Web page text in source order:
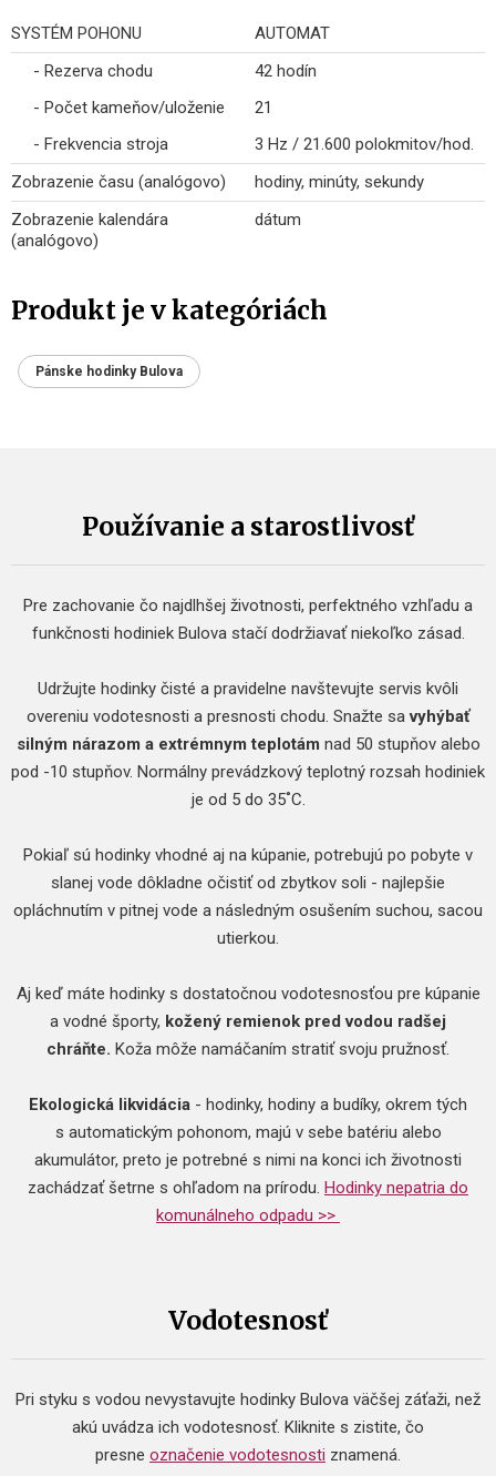
SYSTÉM POHONU
AUTOMAT
- Rezerva chodu
42 hodín
- Počet kameňov/uloženie
21
- Frekvencia stroja
3 Hz / 21.600 polokmitov/hod.
Zobrazenie času (analógovo)
hodiny, minúty, sekundy
Zobrazenie kalendára
(analógovo)
dátum
Produkt je v kategóriách
Pánske hodinky Bulova
Používanie a starostlivosť
Pre zachovanie čo najdlhšej životnosti, perfektného vzhľadu a
funkčnosti hodiniek Bulova stačí dodržiavať niekoľko zásad.
Udržujte hodinky čisté a pravidelne navštevujte servis kvôli
overeniu vodotesnosti a presnosti chodu. Snažte savyhýbať
silným nárazom a extrémnym teplotám nad 50 stupňov alebo
pod -10 stupňov. Normálny prevádzkový teplotný rozsah hodiniek
je od 5 do 35˚C.
Pokiaľ sú hodinky vhodné aj na kúpanie, potrebujú po pobyte v
slanej vode dôkladne očistiť od zbytkov soli - najlepšie
opláchnutím v pitnej vode a následným osušením suchou, sacou
utierkou.
Aj keď máte hodinky s dostatočnou vodotesnosťou pre kúpanie
a vodné športy, kožený remienok pred vodou radšej
chráňte. Koža môže namáčaním stratiť svoju pružnosť.
Ekologická likvidácia - hodinky, hodiny a budíky, okrem tých
s automatickým pohonom, majú v sebe batériu alebo
akumulátor, preto je potrebné s nimi na konci ich životnosti
zachádzať šetrne s ohľadom na prírodu. Hodinky nepatria do
komunálneho odpadu >>
Vodotesnosť
Pri styku s vodou nevystavujte hodinky Bulova väčšej záťaži, než
akú uvádza ich vodotesnosť. Kliknite s zistite, čo
presne označenie vodotesnosti znamená.